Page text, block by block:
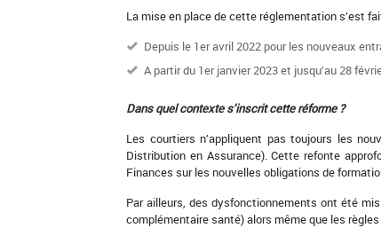
La mise en place de cette réglementation s’est
Depuis le 1er avril 2022 pour les nouveaux
A partir du 1er janvier 2023 et jusqu’au 28
Dans quel contexte s’inscrit cette réforme ?
Les courtiers n’appliquent pas toujours les
Distribution en Assurance). Cette refonte
Finances sur les nouvelles obligations de
Par ailleurs, des dysfonctionnements ont été
complémentaire santé) alors même que les